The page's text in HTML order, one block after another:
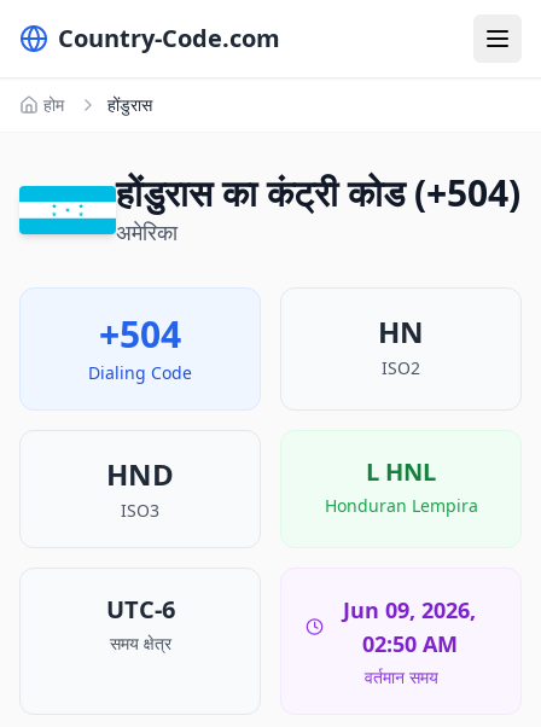
Country-Code.com
होम होंडुरास
होंडुरास का कंट्री कोड (+504)
अमेरिका
+504
Dialing Code
HN
ISO2
HND
ISO3
L HNL
Honduran Lempira
UTC-6
समय क्षेत्र
Jun 09, 2026,
02:50 AM
वर्तमान समय